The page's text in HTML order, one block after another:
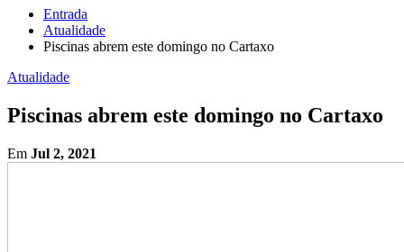
Entrada
Atualidade
Piscinas abrem este domingo no Cartaxo
Atualidade
Piscinas abrem este domingo no Cartaxo
Em Jul 2, 2021